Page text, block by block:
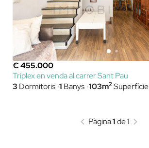
€ 455.000
Tríplex en venda al carrer Sant Pau
3 Dormitoris 1 Banys 103m2Superfície
Pàgina1de 1